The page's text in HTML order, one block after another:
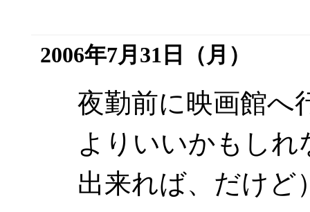
2006年7月31日（月）
夜勤前に映画館へ
よりいいかもしれ
出来れば、だけど